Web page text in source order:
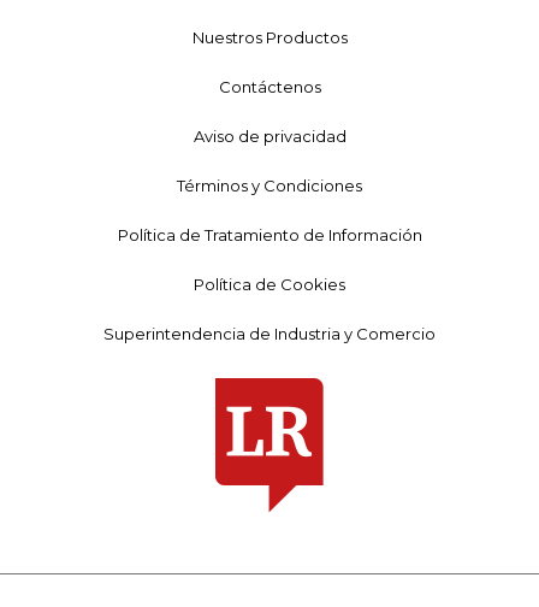
Nuestros Productos
Contáctenos
Aviso de privacidad
Términos y Condiciones
Política de Tratamiento de Información
Política de Cookies
Superintendencia de Industria y Comercio